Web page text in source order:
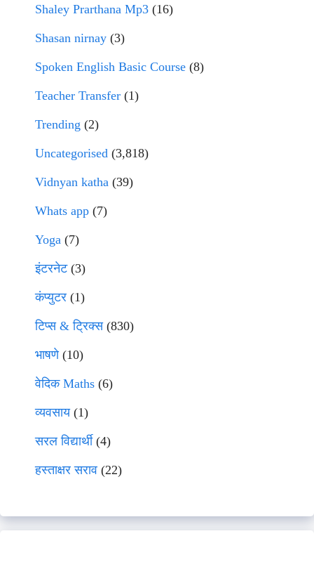
Shaley Prarthana Mp3 (16)
Shasan nirnay (3)
Spoken English Basic Course (8)
Teacher Transfer (1)
Trending (2)
Uncategorised (3,818)
Vidnyan katha (39)
Whats app (7)
Yoga (7)
इंटरनेट(3)
कंप्युटर (1)
टिप्स & ट्रिक्स(830)
भाषणे(10)
वेदिक Maths (6)
व्यवसाय(1)
सरल विद्यार्थी(4)
हस्ताक्षर सराव (22)